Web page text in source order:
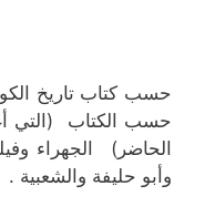
حسب كتاب تاريخ
حسب الكتاب (التي
الحاضر) الجهراء
وأبو حليفة والشعبية .